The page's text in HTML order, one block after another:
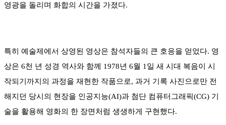
영광을 돌리며 화합의 시간을 가졌다.
특히 예술제에서 상영된 영상은 참석자들의 큰 호응을 얻었다. 영
상은 6천 년 성경 역사와 함께 1978년 6월 1일 새 시대 복음이 시
작되기까지의 과정을 재현한 작품으로, 과거 기록 사진으로만 전
해지던 당시의 현장을 인공지능(AI)과 첨단 컴퓨터그래픽(CG) 기
술을 활용해 영화의 한 장면처럼 생생하게 구현했다.